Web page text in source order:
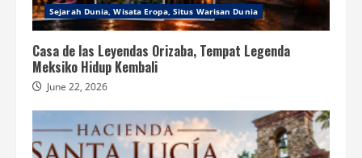
Sejarah Dunia, Wisata Eropa, Situs Warisan Dunia
Casa de las Leyendas Orizaba, Tempat Legenda
Meksiko Hidup Kembali
June 22, 2026